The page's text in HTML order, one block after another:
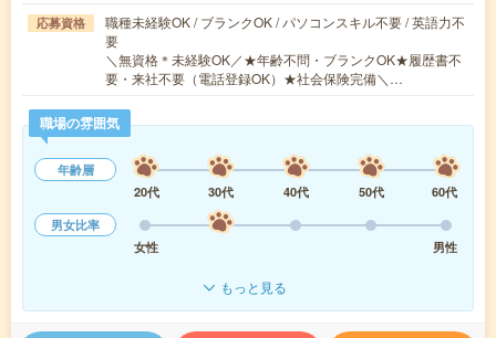
応募資格
職種未経験OK / ブランクOK / パソコンスキル不要 / 英語力不
要
＼無資格＊未経験OK／★年齢不問・ブランクOK★履歴書不
要・来社不要（電話登録OK）★社会保険完備＼…
職場の雰囲気
年齢層
20代
30代 40代 50代
60代
男女比率
女性
男性
もっと見る